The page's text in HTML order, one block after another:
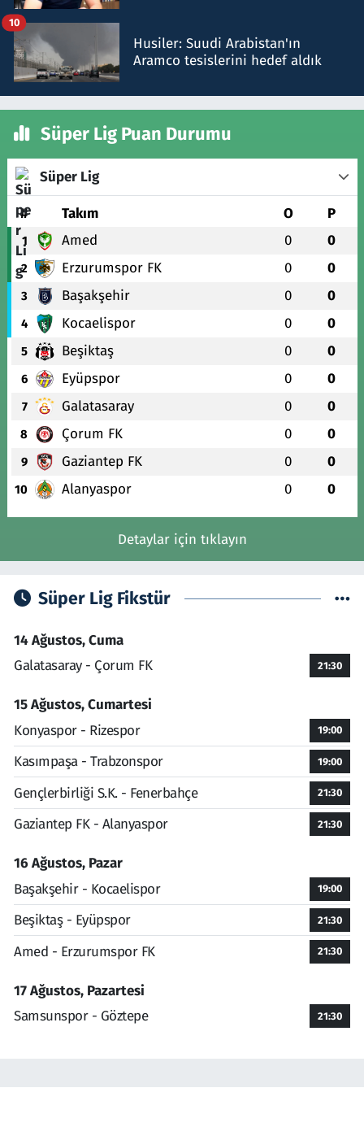
Husiler: Suudi Arabistan'ın
Aramco tesislerini hedef aldık
10
Süper Lig Puan Durumu
Süper Lig
# Takım O P
1 Amed 0 0
2 Erzurumspor FK 0 0
3 Başakşehir 0 0
4 Kocaelispor 0 0
5 Beşiktaş 0 0
6 Eyüpspor 0 0
7 Galatasaray 0 0
8 Çorum FK 0 0
9 Gaziantep FK 0 0
10 Alanyaspor 0 0
Detaylar için tıklayın
Süper Lig Fikstür
14 Ağustos, Cuma
Galatasaray - Çorum FK
21:30
15 Ağustos, Cumartesi
Konyaspor - Rizespor
19:00
Kasımpaşa - Trabzonspor 19:00
Gençlerbirliği S.K. - Fenerbahçe 21:30
Gaziantep FK - Alanyaspor 21:30
16 Ağustos, Pazar
Başakşehir - Kocaelispor
19:00
Beşiktaş - Eyüpspor 21:30
Amed - Erzurumspor FK 21:30
17 Ağustos, Pazartesi
Samsunspor - Göztepe
21:30